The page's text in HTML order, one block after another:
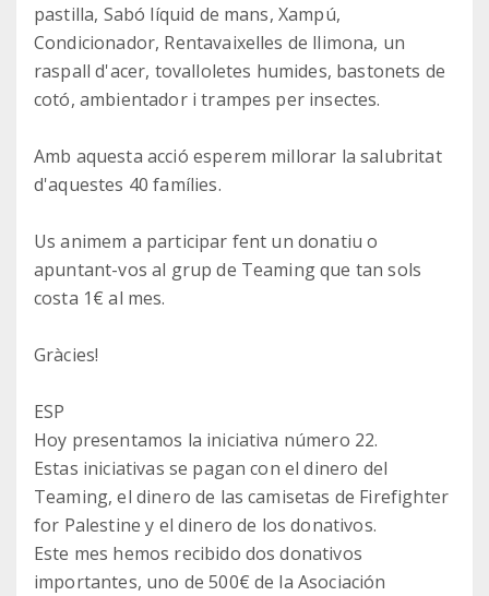
pastilla, Sabó líquid de mans, Xampú,
Condicionador, Rentavaixelles de llimona, un
raspall d'acer, tovalloletes humides, bastonets de
cotó, ambientador i trampes per insectes.
Amb aquesta acció esperem millorar la salubritat
d'aquestes 40 famílies.
Us animem a participar fent un donatiu o
apuntant-vos al grup de Teaming que tan sols
costa 1€ al mes.
Gràcies!
ESP
Hoy presentamos la iniciativa número 22.
Estas iniciativas se pagan con el dinero del
Teaming, el dinero de las camisetas de Firefighter
for Palestine y el dinero de los donativos.
Este mes hemos recibido dos donativos
importantes, uno de 500€ de la Asociación